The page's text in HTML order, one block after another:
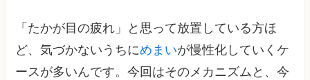
「たかが目の疲れ」と思って放置している方ほ
ど、気づかないうちにめまいが慢性化していくケ
ースが多いんです。今回はそのメカニズムと、今